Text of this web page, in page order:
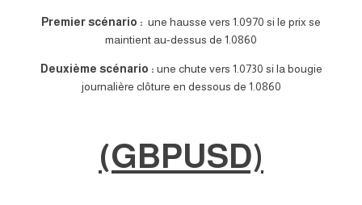
Premier scénario : une hausse vers 1.0970 si le prix se
maintient au-dessus de 1.0860
Deuxième scénario : une chute vers 1.0730 si la bougie
journalière clôture en dessous de 1.0860
(GBPUSD)